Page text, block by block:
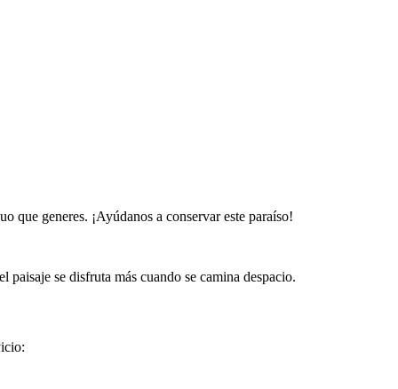
que generes. ¡Ayúdanos a conservar este paraíso!
se disfruta más cuando se camina despacio.